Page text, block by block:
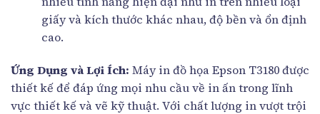
giấy và kích thước khác nhau, độ bền và ổn định
cao.
Ứng Dụng và Lợi Ích: Máy in đồ họa Epson T3180 được
thiết kế để đáp ứng mọi nhu cầu về in ấn trong lĩnh
vực thiết kế và vẽ kỹ thuật. Với chất lượng in vượt trội